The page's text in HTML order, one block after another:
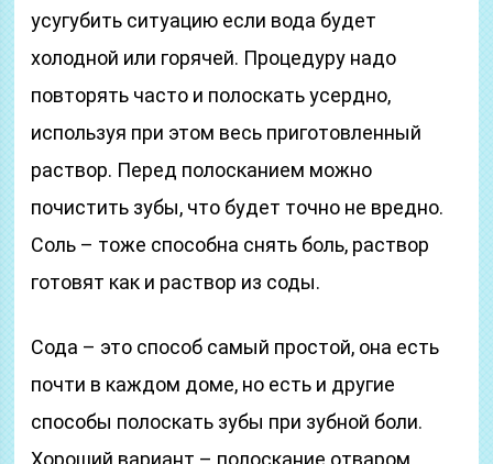
усугубить ситуацию если вода будет
холодной или горячей. Процедуру надо
повторять часто и полоскать усердно,
используя при этом весь приготовленный
раствор. Перед полосканием можно
почистить зубы, что будет точно не вредно.
Соль – тоже способна снять боль, раствор
готовят как и раствор из соды.
Сода – это способ самый простой, она есть
почти в каждом доме, но есть и другие
способы полоскать зубы при зубной боли.
Хороший вариант – полоскание отваром